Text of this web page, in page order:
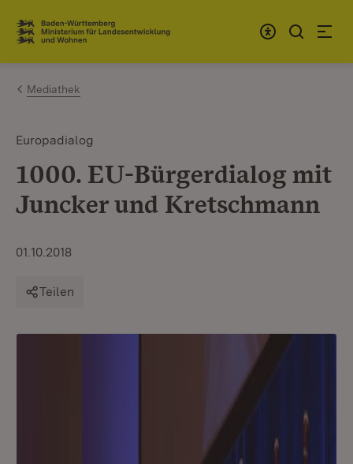
Zum Inhalt springen
Link zur Startseite
Mediathek
Europadialog
1000. EU-Bürgerdialog mit
Juncker und Kretschmann
01.10.2018
Teilen